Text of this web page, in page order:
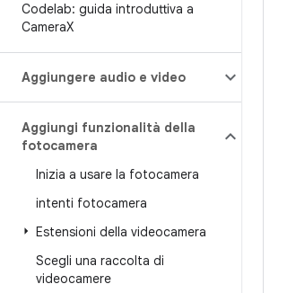
Codelab: guida introduttiva a
CameraX
Aggiungere audio e video
Aggiungi funzionalità della
fotocamera
Inizia a usare la fotocamera
intenti fotocamera
Estensioni della videocamera
Scegli una raccolta di
videocamere